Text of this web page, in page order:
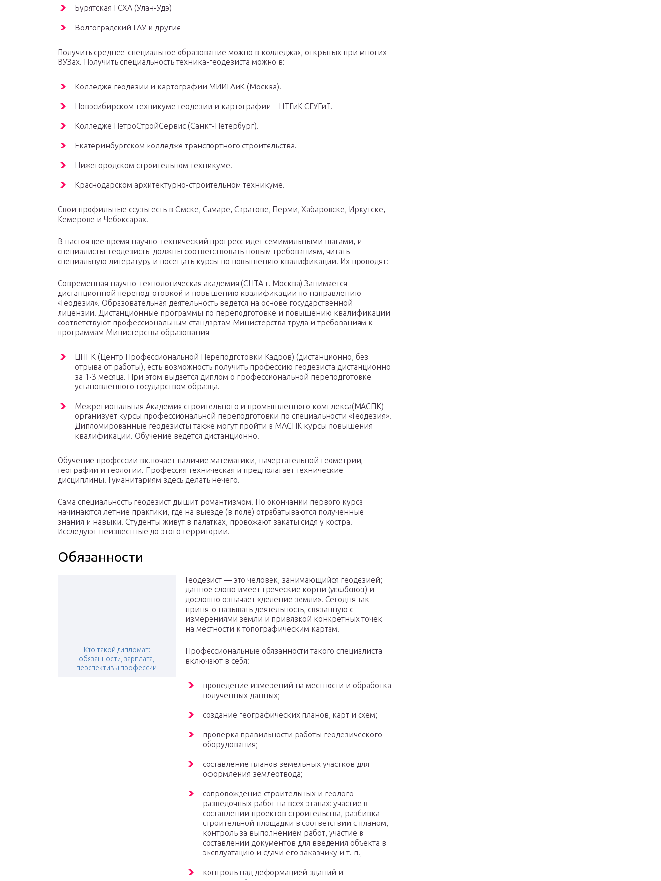
Бурятская ГСХА (Улан-Удэ)
Волгоградский ГАУ и другие
Получить среднее-специальное образование можно в колледжах, открытых при многих
ВУЗах. Получить специальность техника-геодезиста можно в:
Колледже геодезии и картографии МИИГАиК (Москва).
Новосибирском техникуме геодезии и картографии – НТГиК СГУГиТ.
Колледже ПетроСтройСервис (Санкт-Петербург).
Екатеринбургском колледже транспортного строительства.
Нижегородском строительном техникуме.
Краснодарском архитектурно-строительном техникуме.
Свои профильные ссузы есть в Омске, Самаре, Саратове, Перми, Хабаровске, Иркутске,
Кемерове и Чебоксарах.
В настоящее время научно-технический прогресс идет семимильными шагами, и
специалисты-геодезисты должны соответствовать новым требованиям, читать
специальную литературу и посещать курсы по повышению квалификации. Их проводят:
Современная научно-технологическая академия (СНТА г. Москва) Занимается
дистанционной переподготовкой и повышению квалификации по направлению
«Геодезия». Образовательная деятельность ведется на основе государственной
лицензии. Дистанционные программы по переподготовке и повышению квалификации
соответствуют профессиональным стандартам Министерства труда и требованиям к
программам Министерства образования
ЦППК (Центр Профессиональной Переподготовки Кадров) (дистанционно, без
отрыва от работы), есть возможность получить профессию геодезиста дистанционно
за 1-3 месяца. При этом выдается диплом о профессиональной переподготовке
установленного государством образца.
Межрегиональная Академия строительного и промышленного комплекса(МАСПК)
организует курсы профессиональной переподготовки по специальности «Геодезия».
Дипломированные геодезисты также могут пройти в МАСПК курсы повышения
квалификации. Обучение ведется дистанционно.
Обучение профессии включает наличие математики, начертательной геометрии,
географии и геологии. Профессия техническая и предполагает технические
дисциплины. Гуманитариям здесь делать нечего.
Сама специальность геодезист дышит романтизмом. По окончании первого курса
начинаются летние практики, где на выезде (в поле) отрабатываются полученные
знания и навыки. Студенты живут в палатках, провожают закаты сидя у костра.
Исследуют неизвестные до этого территории.
Обязанности
Кто такой дипломат:
обязанности, зарплата,
перспективы профессии
Геодезист — это человек, занимающийся геодезией;
данное слово имеет греческие корни (γεωδαισα) и
дословно означает «деление земли». Сегодня так
принято называть деятельность, связанную с
измерениями земли и привязкой конкретных точек
на местности к топографическим картам.
Профессиональные обязанности такого специалиста
включают в себя:
проведение измерений на местности и обработка
полученных данных;
создание географических планов, карт и схем;
проверка правильности работы геодезического
оборудования;
составление планов земельных участков для
оформления землеотвода;
сопровождение строительных и геолого-
разведочных работ на всех этапах: участие в
составлении проектов строительства, разбивка
строительной площадки в соответствии с планом,
контроль за выполнением работ, участие в
составлении документов для введения объекта в
эксплуатацию и сдачи его заказчику и т. п.;
контроль над деформацией зданий и